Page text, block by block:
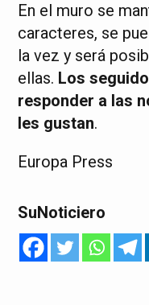
En el muro se
caracteres, se
la vez y será
ellas. Los
responder a las
les gustan.
Europa Press
SuNoticiero